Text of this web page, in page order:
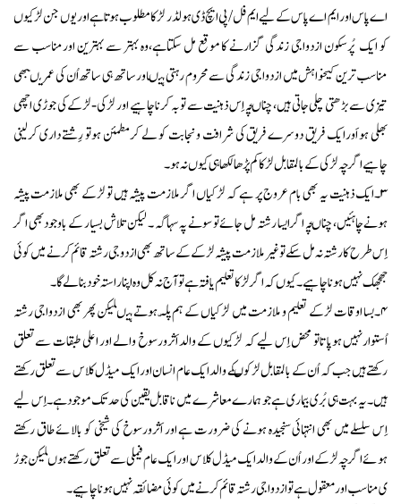
اےپاس اور ایم اے پاس کےلیے ایم فل/پی ایچ ڈی ہولڈر لڑکا مطلوب ہوتاہےاور یوں جن لڑکیوں
کو ایک پُرسکون ازدواجی زندگی گزارنے کا موقع مل سکتاہے،وہ بہتر سے بہترین اورمناسب سے
مناسب ترین کیخواہش میں ازدواجی زندگی سے محروم رہتی ہیںاورساتھ ہی ساتھ اُن کی عمریںبھی
تیزی سےبڑھتی چلی جاتی ہیں،چناںچہ اِس ذہنیت سے توبہ کرناچاہیے اور لڑکی-لڑکے کی جوڑی اچھی
بھلی ہو اَورایک فریق دوسرے فریق کی شرافت ونجابت کو لے کرمطمئن ہوتو رِشتے داری کرلینی
چاہیے اگرچہ لڑکی کے بالمقابل لڑکا کم پڑھا لکھاہی کیوں نہ ہو۔
۳۔ایک ذہنیت یہ بھی بام عروج پر ہے کہ لڑکیاں اگر ملازمت پیشہ ہیں تو لڑکے بھی ملازمت پیشہ
ہونےچاہئیں،چناںچہ اگر ایسا رشتہ مل جائے تو سونے پہ سہاگہ ۔ لیکن تلاش بسیار کے باوجود بھی اگر
اِس طرح کارشتہ نہ مل سکےتو غیرملازمت پیشہ لڑکے کےساتھ بھی ازدوجی رشتہ قائم کرنے میں کوئی
جھجھک نہیں ہونا چاہیے۔کیوں کہ اگر لڑکاتعلیم یافتہ ہے تو آج نہ کل وہ اپنا راستہ خودبنالےگا۔
۴۔بسا اوقات لڑکے تعلیم و ملازمت میں لڑکیاں کے ہم پلّہ ہوتے ہیںلیکن پھر بھی ازدواجی رشتہ
اُستوارنہیں ہوپاتاتو محض اِس لیے کہ لڑکیوں کے والد اَثرورسوخ والے اور اعلی طبقات سے تعلق
رکھتے ہیں جب کہ اُن کے بالمقابل لڑکوںکے والدایک عام انسان اورایک میڈل کلاس سےتعلق رکھتے
ہیں۔یہ بہت ہی بُری بیماری ہے جو ہمارے معاشرے میں ناقابل یقین کی حد تک موجودہے۔اِس لیے
اِس سلسلے میں بھی انتہائی سنجیدہ ہونے کی ضرورت ہے اور اَثرورسوخ کی شیخی کو بالائے طاق رکھتے
ہوئےاگرچہ لڑکے اور اُن کے والد ایک میڈل کلاس اور ایک عام فیملی سے تعلق رکھتے ہوںلیکن جوڑ
ی مناسب اورمعقول ہے تو ازدواجی رشتہ قائم کرنے میں کوئی مضائقہ نہیں ہونا چاہیے۔